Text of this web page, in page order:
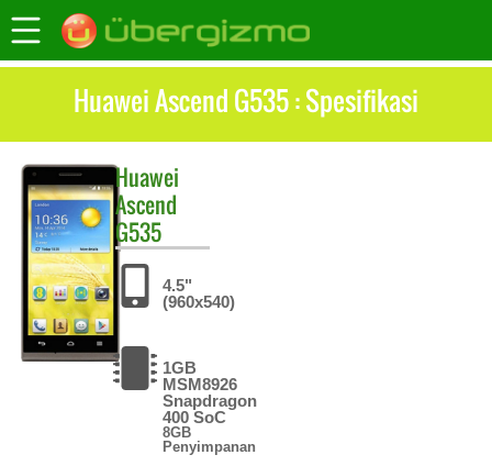
Huawei Ascend G535 : Spesifikasi
Huawei
Ascend
G535
4.5"
(960x540)
1GB
MSM8926
Snapdragon
400 SoC
8GB
Penyimpanan